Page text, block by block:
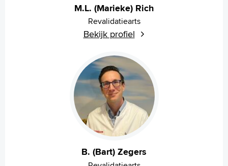
M.L. (Marieke) Rich
Revalidatiearts
Bekijk profiel
B. (Bart) Zegers